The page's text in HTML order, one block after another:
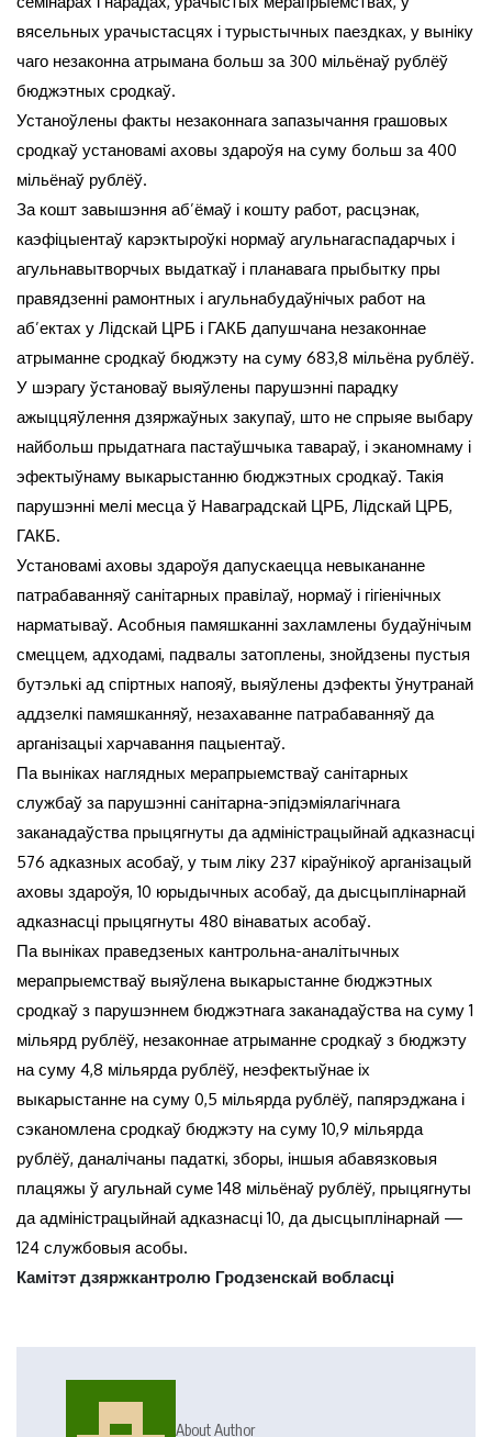
вясельных урачыстасцях і турыстычных паездках, у выніку
чаго незаконна атрымана больш за 300 мільёнаў рублёў
бюджэтных сродкаў.
Устаноўлены факты незаконнага запазычання грашовых
сродкаў установамі аховы здароўя на суму больш за 400
мільёнаў рублёў.
За кошт завышэння аб’ёмаў і кошту работ, расцэнак,
каэфіцыентаў карэктыроўкі нормаў агульнагаспадарчых і
агульнавытворчых выдаткаў і планавага прыбытку пры
правядзенні рамонтных і агульнабудаўнічых работ на
аб’ектах у Лідскай ЦРБ і ГАКБ дапушчана незаконнае
атрыманне сродкаў бюджэту на суму 683,8 мільёна рублёў.
У шэрагу ўстановаў выяўлены парушэнні парадку
ажыццяўлення дзяржаўных закупаў, што не спрыяе выбару
найбольш прыдатнага пастаўшчыка тавараў, і эканомнаму і
эфектыўнаму выкарыстанню бюджэтных сродкаў. Такія
парушэнні мелі месца ў Наваградскай ЦРБ, Лідскай ЦРБ,
ГАКБ.
Установамі аховы здароўя дапускаецца невыкананне
патрабаванняў санітарных правілаў, нормаў і гігіенічных
нарматываў. Асобныя памяшканні захламлены будаўнічым
смеццем, адходамі, падвалы затоплены, знойдзены пустыя
бутэлькі ад спіртных напояў, выяўлены дэфекты ўнутранай
аддзелкі памяшканняў, незахаванне патрабаванняў да
арганізацыі харчавання пацыентаў.
Па выніках наглядных мерапрыемстваў санітарных
службаў за парушэнні санітарна-эпідэміялагічнага
заканадаўства прыцягнуты да адміністрацыйнай адказнасці
576 адказных асобаў, у тым ліку 237 кіраўнікоў арганізацый
аховы здароўя, 10 юрыдычных асобаў, да дысцыплінарнай
адказнасці прыцягнуты 480 вінаватых асобаў.
Па выніках праведзеных кантрольна-аналітычных
мерапрыемстваў выяўлена выкарыстанне бюджэтных
сродкаў з парушэннем бюджэтнага заканадаўства на суму 1
мільярд рублёў, незаконнае атрыманне сродкаў з бюджэту
на суму 4,8 мільярда рублёў, неэфектыўнае іх
выкарыстанне на суму 0,5 мільярда рублёў, папярэджана і
сэканомлена сродкаў бюджэту на суму 10,9 мільярда
рублёў, даналічаны падаткі, зборы, іншыя абавязковыя
плацяжы ў агульнай суме 148 мільёнаў рублёў, прыцягнуты
да адміністрацыйнай адказнасці 10, да дысцыплінарнай —
124 службовыя асобы.
Камітэт дзяржкантролю Гродзенскай вобласці
About Author